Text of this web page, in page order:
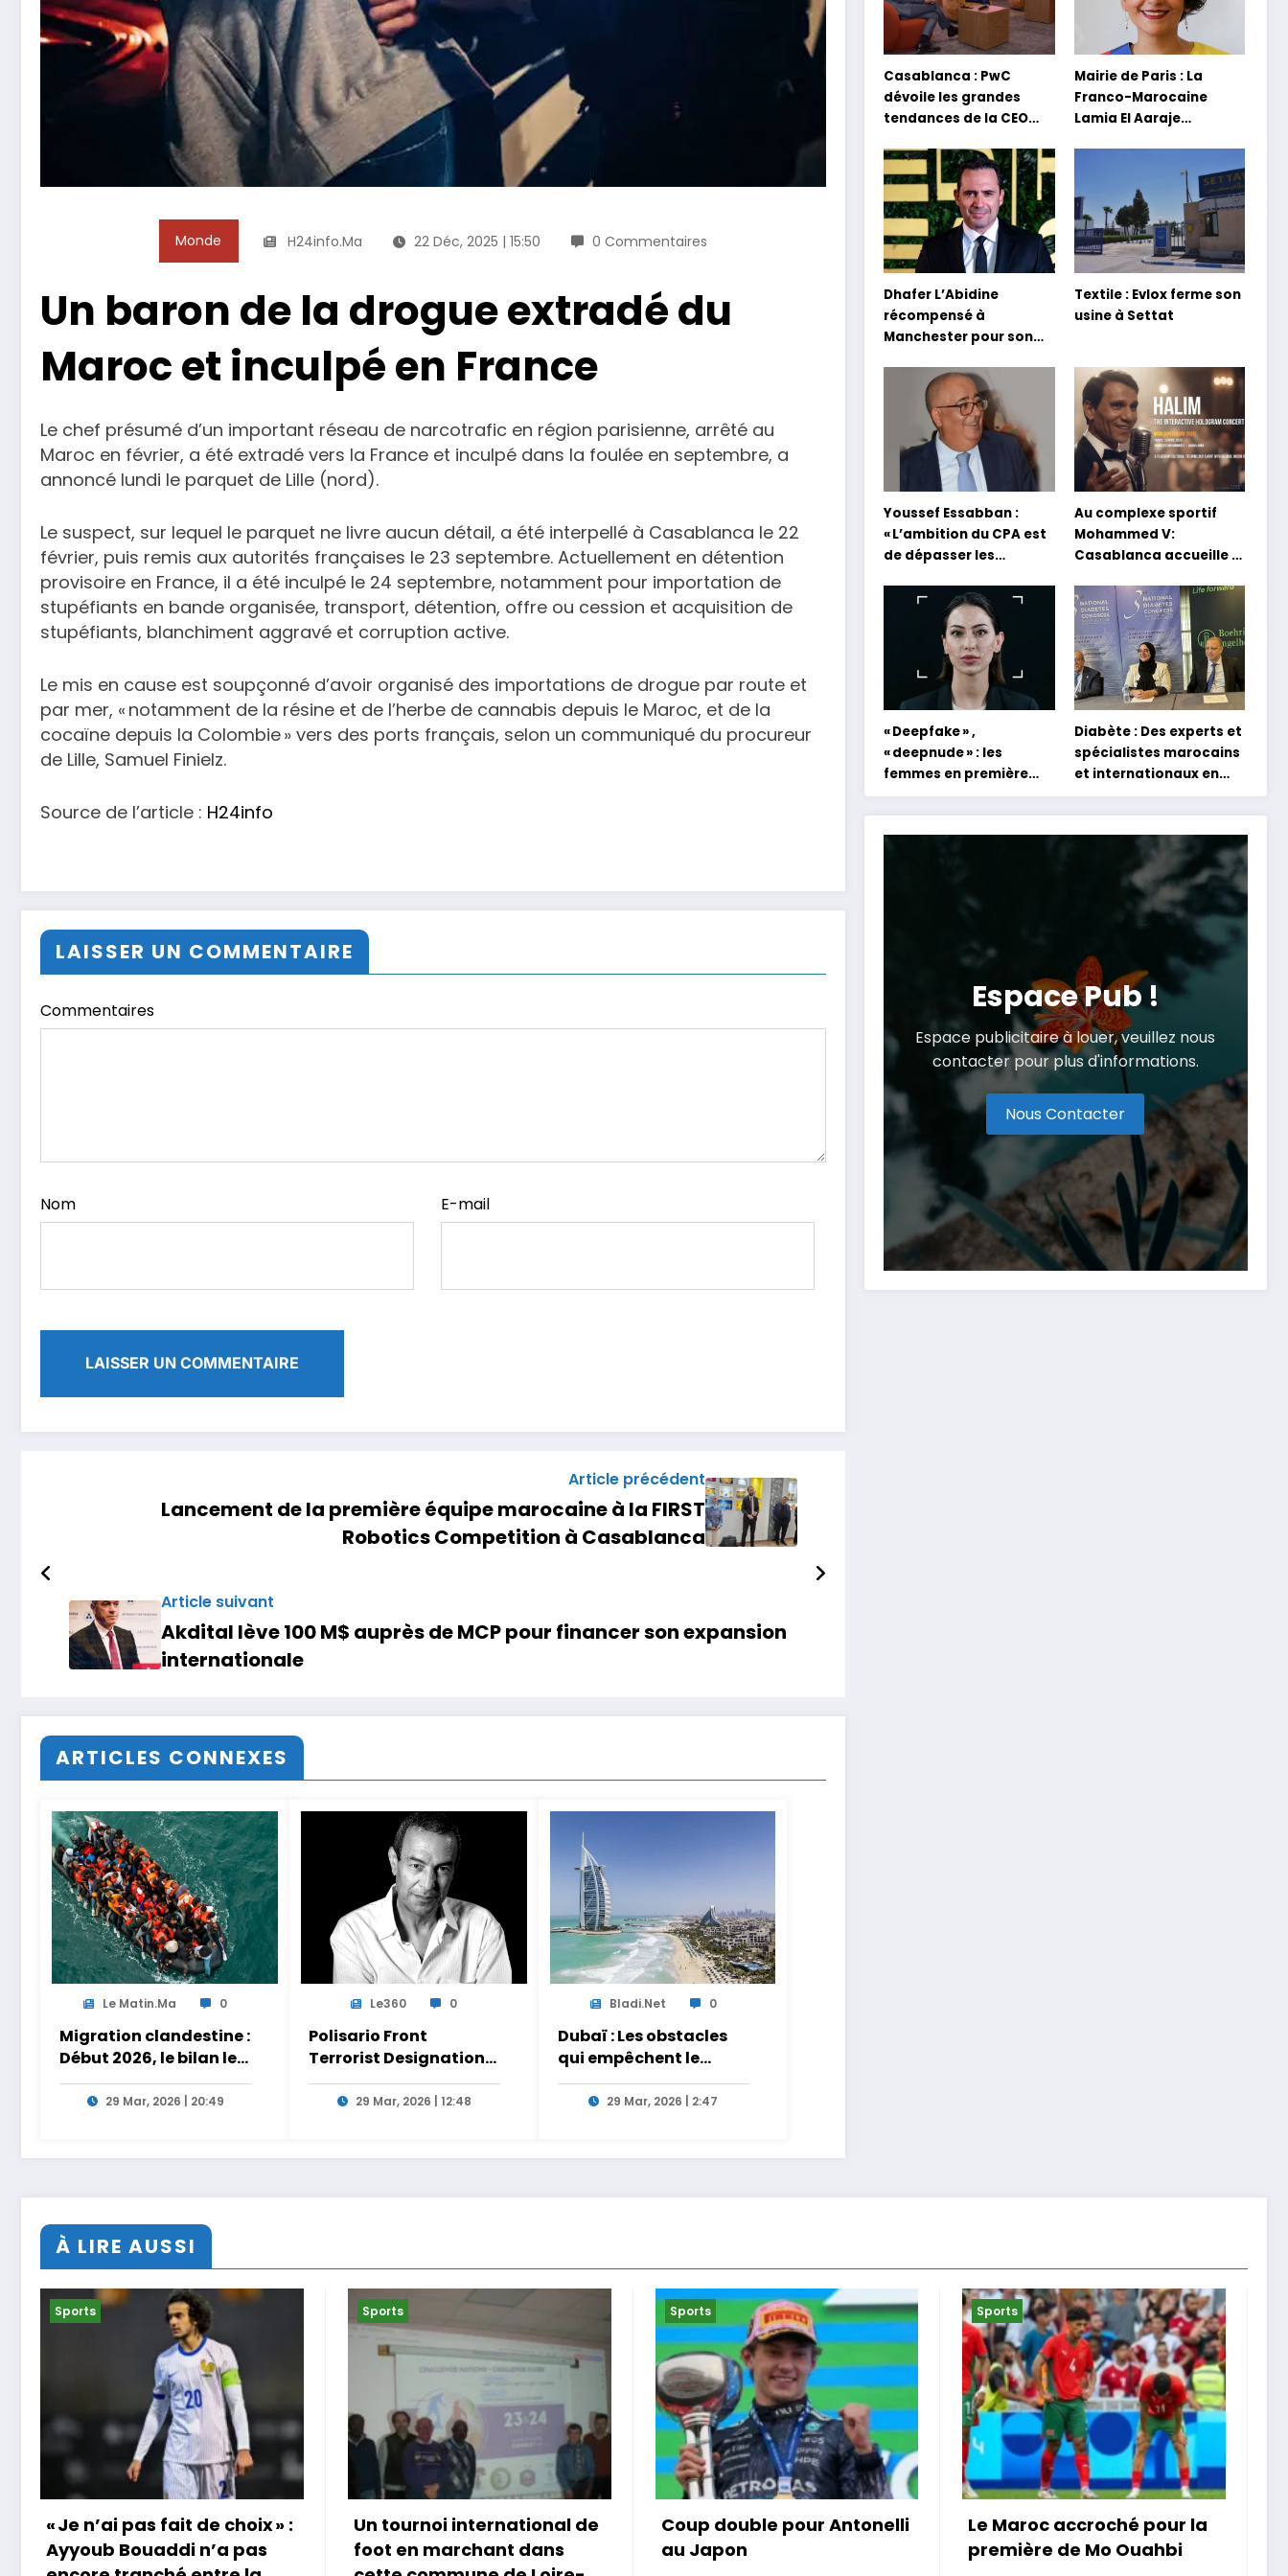
Monde H24info.ma 22 Déc, 2025 | 15:50 0 Commentaires
Un baron de la drogue extradé du
Maroc et inculpé en France
Le chef présumé d’un important réseau de narcotrafic en région parisienne, arrêté au
Maroc en février, a été extradé vers la France et inculpé dans la foulée en septembre, a
annoncé lundi le parquet de Lille (nord).
Le suspect, sur lequel le parquet ne livre aucun détail, a été interpellé à Casablanca le 22
février, puis remis aux autorités françaises le 23 septembre. Actuellement en détention
provisoire en France, il a été inculpé le 24 septembre, notamment pour importation de
stupéfiants en bande organisée, transport, détention, offre ou cession et acquisition de
stupéfiants, blanchiment aggravé et corruption active.
Le mis en cause est soupçonné d’avoir organisé des importations de drogue par route et
par mer, « notamment de la résine et de l’herbe de cannabis depuis le Maroc, et de la
cocaïne depuis la Colombie » vers des ports français, selon un communiqué du procureur
de Lille, Samuel Finielz.
Source de l’article : H24info
LAISSER UN COMMENTAIRE
Commentaires
Nom E-mail
Article précédent
Lancement de la première équipe marocaine à la FIRST
Robotics Competition à Casablanca
Article suivant
Akdital lève 100 M$ auprès de MCP pour financer son expansion
internationale
ARTICLES CONNEXES
Le Matin.ma 0
Migration clandestine :
Début 2026, le bilan le
plus meurtrier depuis
2014 sur les côtes de
29 Mar, 2026 | 20:49
Le360 0
Polisario Front
Terrorist Designation
Act: au Brésil, le
Polisario s’affiche
29 Mar, 2026 | 12:48
Bladi.net 0
Dubaï : Les obstacles
qui empêchent le
report des flux
touristiques vers le
29 Mar, 2026 | 2:47
Casablanca : PwC
dévoile les grandes
tendances de la CEO
Mairie de Paris : La
Franco-Marocaine
Lamia El Aaraje
Dhafer L’Abidine
récompensé à
Manchester pour son
Textile : Evlox ferme son
usine à Settat
Youssef Essabban :
« L’ambition du CPA est
de dépasser les
et académiques de
formation en
s’appuyant sur le
partage des
expériences »
Au complexe sportif
Mohammed V:
Casablanca accueille la
concert holographique
d’Abdel Halim Hafez
« Deepfake » ,
« deepnude » : les
femmes en première
ligne face aux dangers
de l’intelligence
artificielle
Diabète : Des experts et
spécialistes marocains
et internationaux en
conclave à Tanger
Espace Pub !
Espace publicitaire à louer, veuillez nous
contacter pour plus d'informations.
Nous Contacter
À LIRE AUSSI
Sports
Un tournoi international de
foot en marchant dans
Sports
Coup double pour Antonelli
au Japon
Sports
Le Maroc accroché pour la
première de Mo Ouahbi
Sports
« Je ne suis pas que la
maladie » . Malgré un